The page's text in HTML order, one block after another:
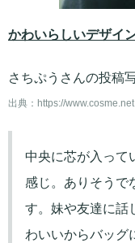
かわいらしいデザイ
さちぷうさんの投稿
出典： https://www.cosme.net
中央に芯が入って
感じ。ありそうで
す。妹や友達に話
わいいからバッグ